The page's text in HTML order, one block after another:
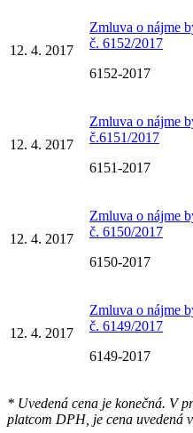
12. 4. 2017
Zmluva o nájme
č. 6152/2017
6152-2017
12. 4. 2017
Zmluva o nájme
č.6151/2017
6151-2017
12. 4. 2017
Zmluva o nájme
č. 6150/2017
6150-2017
12. 4. 2017
Zmluva o nájme
č. 6149/2017
6149-2017
* Uvedená cena je konečná. V
platcom DPH, je cena uvedená